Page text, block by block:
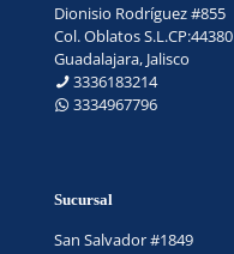
Dionisio Rodríguez #855
Col. Oblatos S.L.CP:44380
Guadalajara, Jalisco
3336183214
3334967796
Sucursal
San Salvador #1849